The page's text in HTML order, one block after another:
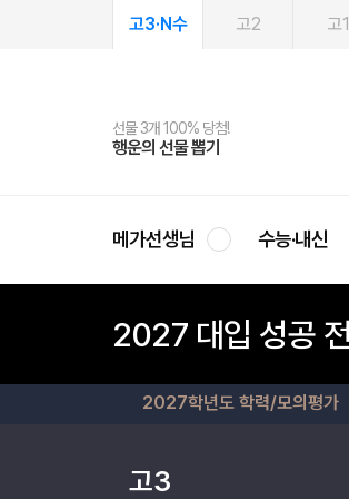
고3·N수 고2 고1
선물 3개 100% 당첨!
행운의 선물 뽑기
선물 100% 증정!
메가스터디 X 올리브
여름방학 스터디 캐시백
메가런 썸머스쿨
2027 러셀 단과
강사 공개선발
스마트러닝앱
설문 EVENT
메가패스
3일 무료 체험권
메가패스 수강생 무료혜택!
메가클럽 멤버십
사회공헌 캠페인
희망이룸 메가나눔
메가선생님 수능·내신
2027 대입 성공
2027학년도 학력/모의평가
고3